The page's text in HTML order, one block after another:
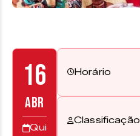
16
ABR
Qui
Horário
Classificação